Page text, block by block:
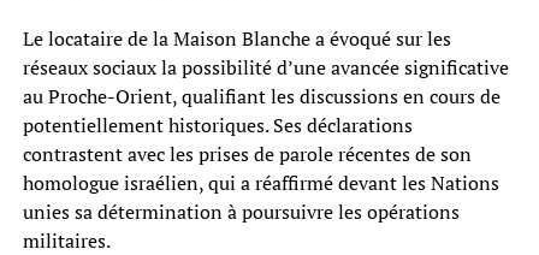
Le locataire de la Maison Blanche a évoqué sur les
réseaux sociaux la possibilité d’une avancée significative
au Proche-Orient, qualifiant les discussions en cours de
potentiellement historiques. Ses déclarations
contrastent avec les prises de parole récentes de son
homologue israélien, qui a réaffirmé devant les Nations
unies sa détermination à poursuivre les opérations
militaires.